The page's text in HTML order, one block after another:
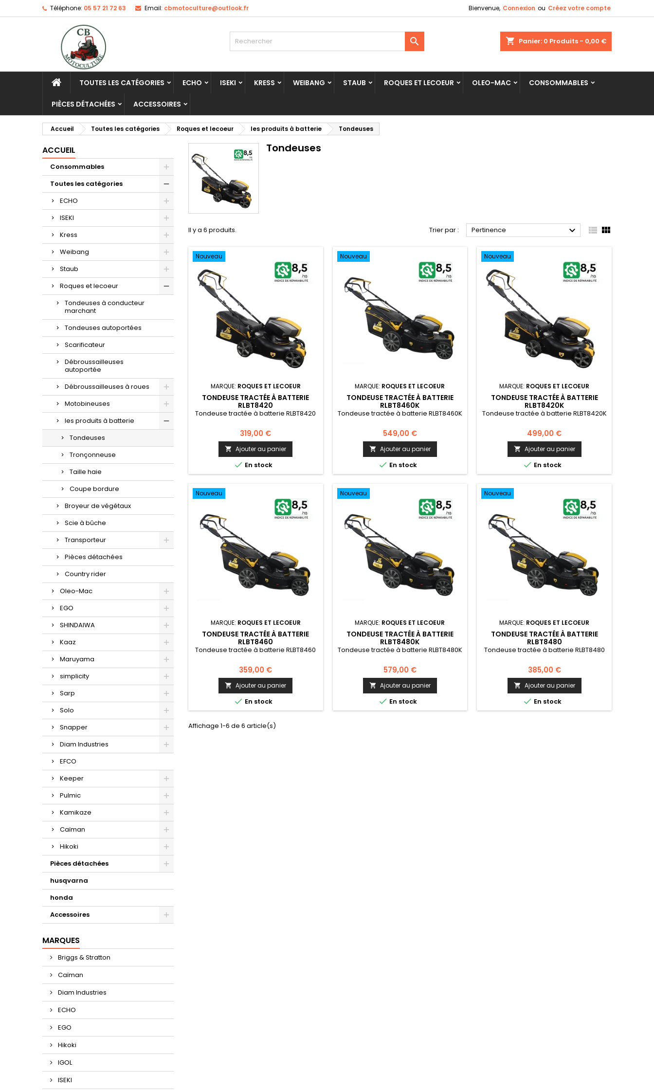
Téléphone: 05 57 21 72 63 Email: cbmotoculture@outlook.fr Bienvenue, Connexion ou Créez votre compte
shopping_cart Panier: 0 Produits - 0,00 €

TOUTES LES CATÉGORIES ECHO ISEKI KRESS WEIBANG STAUB ROQUES ET LECOEUR OLEO-MAC CONSOMMABLES
PIÈCES DÉTACHÉES ACCESSOIRES
Accueil Toutes les catégories Roques et lecoeur les produits à batterie Tondeuses
ACCUEIL
Consommables
Toutes les catégories
ECHO
ISEKI
Kress
Weibang
Staub
Roques et lecoeur
Tondeuses à conducteur
marchant
Tondeuses autoportées
Scarificateur
Débroussailleuses
autoportée
Débroussailleuses à roues
Motobineuses
les produits à batterie
Tondeuses
Tronçonneuse
Taille haie
Coupe bordure
Broyeur de végétaux
Scie à bûche
Transporteur
Pièces détachées
Country rider
Oleo-Mac
EGO
SHINDAIWA
Kaaz
Maruyama
simplicity
Sarp
Solo
Snapper
Diam Industries
EFCO
Keeper
Pulmic
Kamikaze
Caïman
Hikoki
Pièces détachées
husqvarna
honda
Accessoires
MARQUES
Briggs & Stratton
Caïman
Diam Industries
ECHO
EGO
Hikoki
IGOL
ISEKI
Tondeuses
Il y a 6 produits. Trier par : Pertinence   
Nouveau
MARQUE: ROQUES ET LECOEUR
TONDEUSE TRACTÉE À BATTERIE
RLBT8420
Tondeuse tractée à batterie RLBT8420
319,00 €
 Ajouter au panier
 En stock
Nouveau
MARQUE: ROQUES ET LECOEUR
TONDEUSE TRACTÉE À BATTERIE
RLBT8460K
Tondeuse tractée à batterie RLBT8460K
549,00 €
 Ajouter au panier
 En stock
Nouveau
MARQUE: ROQUES ET LECOEUR
TONDEUSE TRACTÉE À BATTERIE
RLBT8420K
Tondeuse tractée à batterie RLBT8420K
499,00 €
 Ajouter au panier
 En stock
Nouveau
MARQUE: ROQUES ET LECOEUR
TONDEUSE TRACTÉE À BATTERIE
RLBT8460
Tondeuse tractée à batterie RLBT8460
359,00 €
 Ajouter au panier
 En stock
Nouveau
MARQUE: ROQUES ET LECOEUR
TONDEUSE TRACTÉE À BATTERIE
RLBT8480K
Tondeuse tractée à batterie RLBT8480K
579,00 €
 Ajouter au panier
 En stock
Nouveau
MARQUE: ROQUES ET LECOEUR
TONDEUSE TRACTÉE À BATTERIE
RLBT8480
Tondeuse tractée à batterie RLBT8480
385,00 €
 Ajouter au panier
 En stock
Affichage 1-6 de 6 article(s)